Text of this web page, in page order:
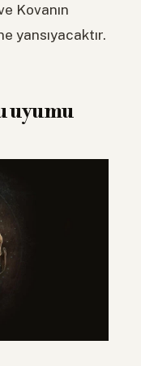
Kovanın
yansıyacaktır.
uyumu